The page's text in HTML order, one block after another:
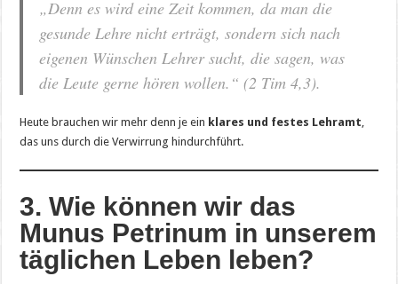
„Denn es wird eine Zeit kommen, da man die
gesunde Lehre nicht erträgt, sondern sich nach
eigenen Wünschen Lehrer sucht, die sagen, was
die Leute gerne hören wollen.“ (2 Tim 4,3).
Heute brauchen wir mehr denn je ein klares und festes Lehramt,
das uns durch die Verwirrung hindurchführt.
3. Wie können wir das
Munus Petrinum in unserem
täglichen Leben leben?